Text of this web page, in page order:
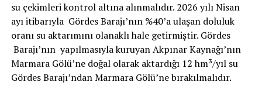
su çekimleri kontrol altına alınmalıdır. 2026 yılı Nisan
ayı itibarıyla Gördes Barajı’nın %40’a ulaşan doluluk
oranı su aktarımını olanaklı hale getirmiştir. Gördes
Barajı’nın yapılmasıyla kuruyan Akpınar Kaynağı’nın
Marmara Gölü’ne doğal olarak aktardığı 12 hm³/yıl su
Gördes Barajı’ndan Marmara Gölü’ne bırakılmalıdır.